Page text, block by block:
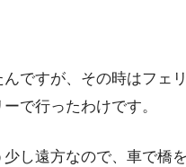
ですが、その時はフェ
で行ったわけです。
し遠方なので、車で橋を